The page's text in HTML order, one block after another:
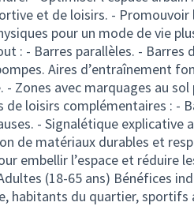
et de loisirs. - Promouvoir
pour un mode de vie
: - Barres parallèles. - Barres
Aires d’entraînement
- Zones avec marquages au
de loisirs complémentaires : -
- Signalétique explicative
de matériaux durables et
embellir l’espace et réduire
(18-65 ans) Bénéfices
habitants du quartier,